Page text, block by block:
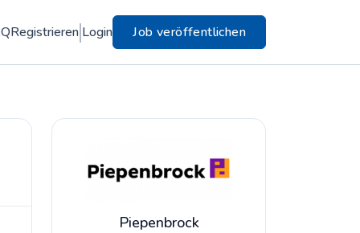
Registrieren Login Job veröffentlichen
Piepenbrock